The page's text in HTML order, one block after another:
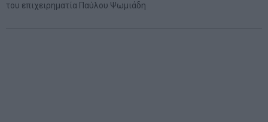
του επιχειρηματία Παύλου Ψωμιάδη